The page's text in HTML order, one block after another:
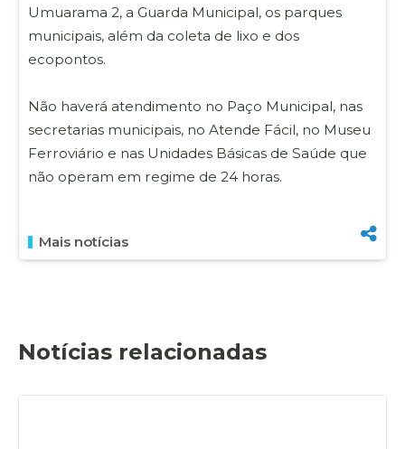
Umuarama 2, a Guarda Municipal, os parques
municipais, além da coleta de lixo e dos
ecopontos.
Não haverá atendimento no Paço Municipal, nas
secretarias municipais, no Atende Fácil, no Museu
Ferroviário e nas Unidades Básicas de Saúde que
não operam em regime de 24 horas.
Mais notícias
Notícias relacionadas